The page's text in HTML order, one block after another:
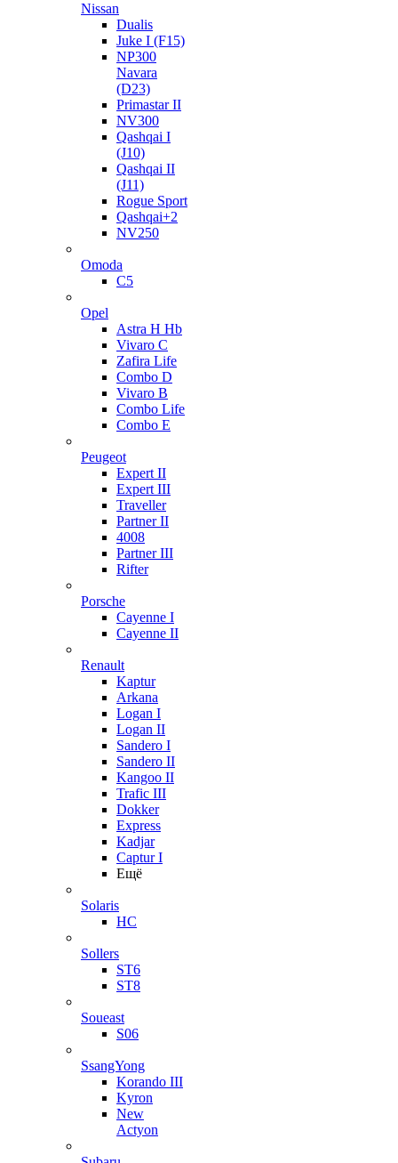
Nissan
Dualis
Juke I (F15)
NP300
Navara
(D23)
Primastar II
NV300
Qashqai I
(J10)
Qashqai II
(J11)
Rogue Sport
Qashqai+2
NV250
Omoda
C5
Opel
Astra H Hb
Vivaro C
Zafira Life
Combo D
Vivaro B
Combo Life
Combo E
Peugeot
Expert II
Expert III
Traveller
Partner II
4008
Partner III
Rifter
Porsche
Cayenne I
Cayenne II
Renault
Kaptur
Arkana
Logan I
Logan II
Sandero I
Sandero II
Kangoo II
Trafic III
Dokker
Express
Kadjar
Captur I
Ещё
Solaris
HC
Sollers
ST6
ST8
Soueast
S06
SsangYong
Korando III
Kyron
New
Actyon